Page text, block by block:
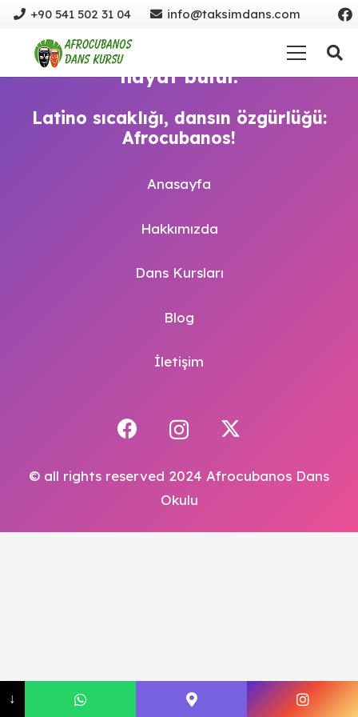
+90 541 502 31 04 info@taksimdans.com
Tutkunun dansı Afrocubanos’ta
hayat bulur.
Latino sıcaklığı, dansın özgürlüğü:
Afrocubanos!
Anasayfa
Hakkımızda
Dans Kursları
Blog
İletişim
© all rights reserved 2024 Afrocubanos Dans
Okulu
↓